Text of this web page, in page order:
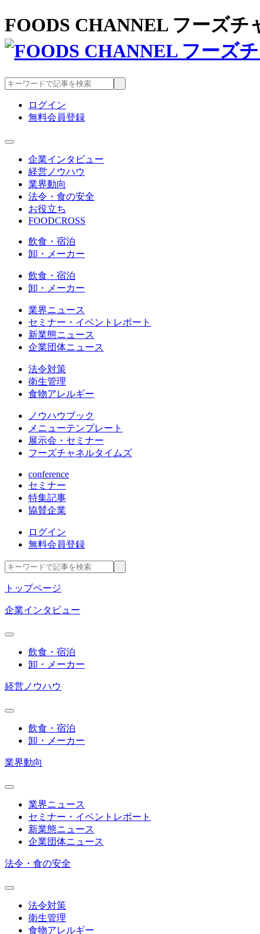
FOODS CHANNEL フーズ
ログイン
無料会員登録
企業インタビュー
経営ノウハウ
業界動向
法令・食の安全
お役立ち
FOODCROSS
飲食・宿泊
卸・メーカー
飲食・宿泊
卸・メーカー
業界ニュース
セミナー・イベントレポート
新業態ニュース
企業団体ニュース
法令対策
衛生管理
食物アレルギー
ノウハウブック
メニューテンプレート
展示会・セミナー
フーズチャネルタイムズ
conference
セミナー
特集記事
協賛企業
ログイン
無料会員登録
トップページ
企業インタビュー
飲食・宿泊
卸・メーカー
経営ノウハウ
飲食・宿泊
卸・メーカー
業界動向
業界ニュース
セミナー・イベントレポート
新業態ニュース
企業団体ニュース
法令・食の安全
法令対策
衛生管理
食物アレルギー